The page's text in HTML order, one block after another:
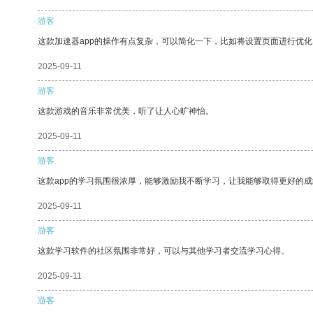
游客
这款加速器app的操作有点复杂，可以简化一下，比如将设置页面进行优
2025-09-11
游客
这款游戏的音乐非常优美，听了让人心旷神怡。
2025-09-11
游客
这款app的学习氛围很浓厚，能够激励我不断学习，让我能够取得更好的
2025-09-11
游客
这款学习软件的社区氛围非常好，可以与其他学习者交流学习心得。
2025-09-11
游客